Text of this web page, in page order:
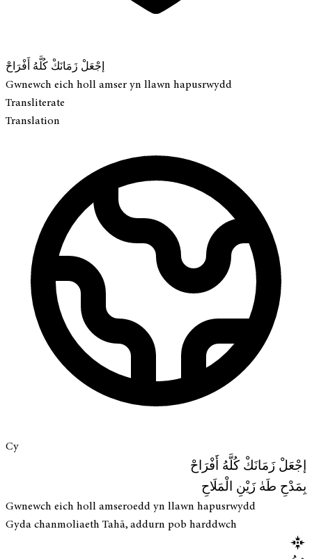
إجْعَلْ زَمَانَكْ كُلَّهُ أَفْرَاحْ
Gwnewch eich holl amser yn llawn hapusrwydd
Transliterate
Translation
Cy
إجْعَلْ زَمَانَكْ كُلَّهُ أَفْرَاحْ
بِمَدْحِ طَهٰ زَيْنِ الْمَلَاحِ
Gwnewch eich holl amseroedd yn llawn hapusrwydd
Gyda chanmoliaeth Tahā, addurn pob harddwch